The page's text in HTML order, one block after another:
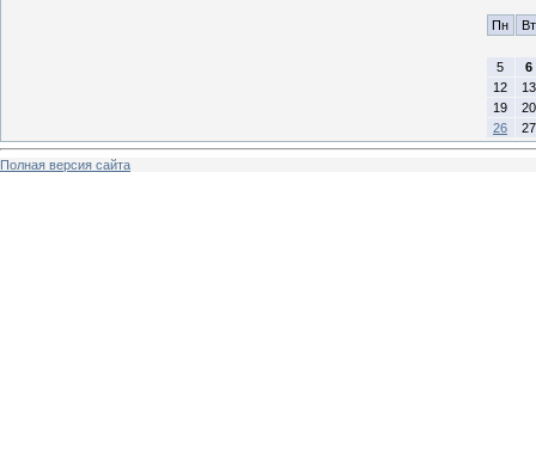
Пн Вт
5
6
12
13
19
20
26
27
Полная версия сайта